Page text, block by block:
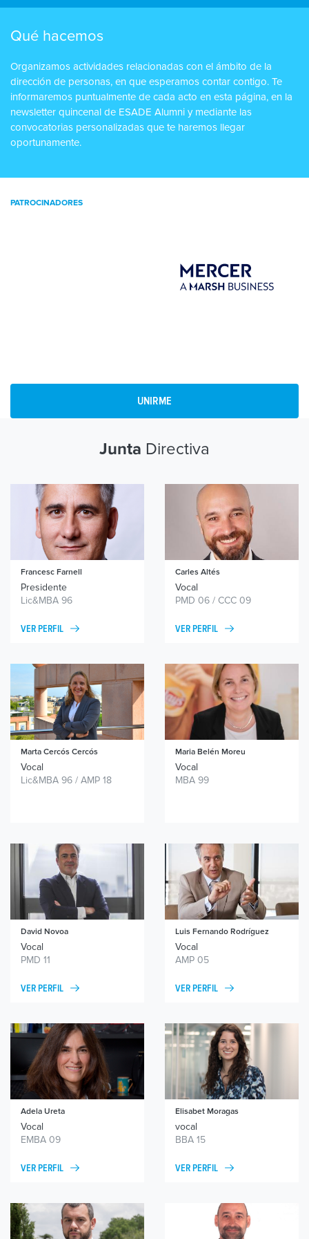
Qué hacemos
Organizamos actividades relacionadas con el ámbito de la
dirección de personas, en que esperamos contar contigo. Te
informaremos puntualmente de cada acto en esta página, en la
newsletter quincenal de ESADE Alumni y mediante las
convocatorias personalizadas que te haremos llegar
oportunamente.
PATROCINADORES
UNIRME
Junta Directiva
Francesc Farnell
Presidente
Lic&MBA 96
VER PERFIL
Carles Altés
Vocal
PMD 06 / CCC 09
VER PERFIL
Marta Cercós Cercós
Vocal
Lic&MBA 96 / AMP 18
Maria Belén Moreu
Vocal
MBA 99
David Novoa
Vocal
PMD 11
VER PERFIL
Luis Fernando Rodríguez
Vocal
AMP 05
VER PERFIL
Adela Ureta
Vocal
EMBA 09
VER PERFIL
Elisabet Moragas
vocal
BBA 15
VER PERFIL